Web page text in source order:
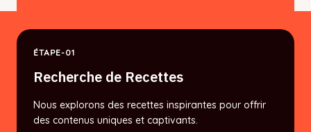
ÉTAPE-01
Recherche de Recettes
Nous explorons des recettes inspirantes pour offrir
des contenus uniques et captivants.